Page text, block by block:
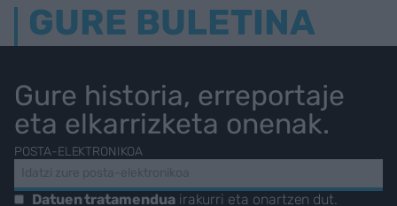
GURE BULETINA
Gure historia, erreportaje
eta elkarrizketa onenak.
POSTA-ELEKTRONIKOA
Datuen tratamenduairakurri eta onartzen dut.